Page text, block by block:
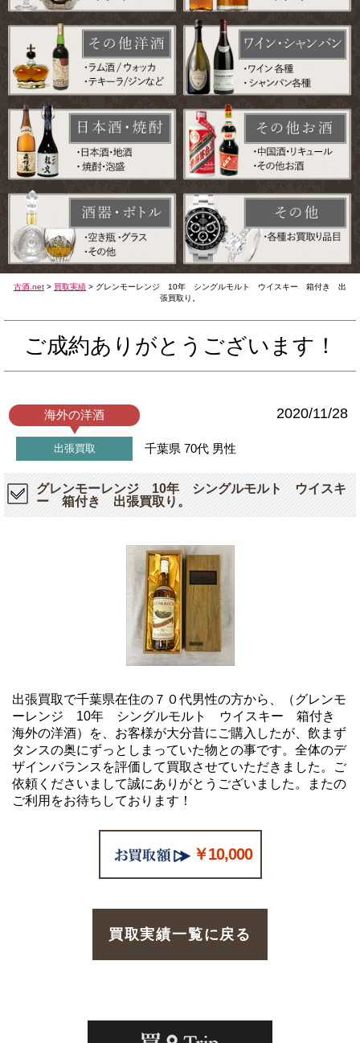
古酒.net > 買取実績 > グレンモーレンジ 10年 シングルモルト ウイスキー 箱付き 出
張買取り。
ご成約ありがとうございます！
海外の洋酒 2020/11/28
出張買取 千葉県 70代 男性
グレンモーレンジ 10年 シングルモルト ウイスキ
ー 箱付き 出張買取り。
出張買取で千葉県在住の７０代男性の方から、（グレンモ
ーレンジ 10年 シングルモルト ウイスキー 箱付き
海外の洋酒）を、お客様が大分昔にご購入したが、飲まず
タンスの奥にずっとしまっていた物との事です。全体のデ
ザインバランスを評価して買取させていただきました。ご
依頼くださいまして誠にありがとうございました。またの
ご利用をお待ちしております！
￥10,000
買取実績一覧に戻る